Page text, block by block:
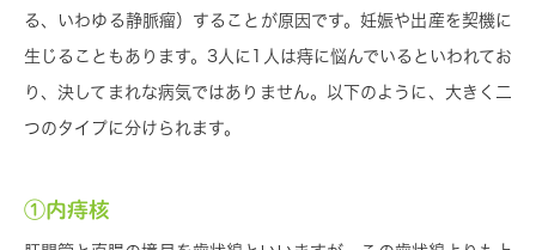
る、いわゆる静脈瘤）することが原因です。妊娠や出産を契機に
生じることもあります。3人に1人は痔に悩んでいるといわれてお
り、決してまれな病気ではありません。以下のように、大きく二
つのタイプに分けられます。
①内痔核